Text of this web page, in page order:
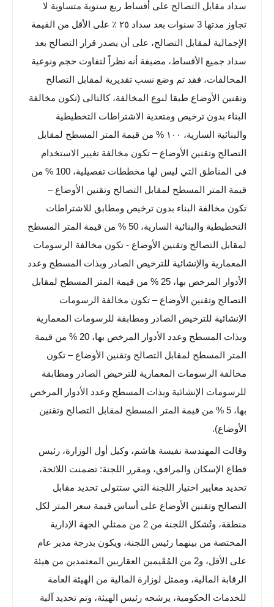
سداد مقابل التصالح على أقساط ربع سنوية متساوية لا
تجاوز مدتها 3 سنوات بعد سداد ٢٥ ٪ على الأقل من القيمة
الإجمالية لمقابل التصالح، على أن يصدر قرار التصالح بعد
سداد جميع الأقساط، مضيفة أنه نظراً لتفاوت حجم ونوعية
المخالفات، فقد تم وضع نسب تقديرية لمقابل التصالح
وتقنين الأوضاع طبقا لنوع المخالفة، كالتالى (تكون مخالفة
البناء بدون ترخيص ومتعدية الاشتراطات التخطيطية
والبنائية السارية، ١٠٠ % من قيمة المتر المسطح لمقابل
التصالح وتقنين الأوضاع – تكون مخالفة تغيير الاستخدام
فى المناطق التي ليس لها مخططات تفصيلية، 100 % من
قيمة المتر المسطح لمقابل التصالح وتقنين الأوضاع –
تكون مخالفة البناء بدون ترخيص ومطابق للاشتراطات
التخطيطية والبنائية السارية، 50 % من قيمة المتر المسطح
لمقابل التصالح وتقنين الأوضاع - تكون مخالفة الرسومات
المعمارية والإنشائية للترخيص الصادر وبذات المسطح وعدد
الأدوار المرخص بها، 25 % من قيمة المتر المسطح لمقابل
التصالح وتقنين الأوضاع – تكون مخالفة الرسومات
الإنشائية للترخيص الصادر ومطابقة للرسومات المعمارية
وبذات المسطح وعدد الأدوار المرخص بها، 20 % من قيمة
المتر المسطح لمقابل التصالح وتقنين الأوضاع – تكون
مخالفة الرسومات المعمارية للترخيص الصادر ومطابقة
للرسومات الإنشائية وبذات المسطح وعدد الأدوار المرخص
بها، 5 % من قيمة المتر المسطح لمقابل التصالح وتقنين
الأوضاع).
وقالت المهندسة نفيسة هاشم، وكيل أول الوزارة، رئيس
قطاع الإسكان والمرافق، ومقرر اللجنة: تضمنت اللائحة،
تحديد معايير اختيار اللجنة التي ستتولى تحديد مقابل
التصالح وتقنين الأوضاع على أساس قيمة سعر المتر لكل
منطقة، وتُشكل اللجنة من 2 من ممثلي الجهة الإدارية
المختصة من بينهما رئيس اللجنة، ويكون بدرجة مدير عام
على الأقل، و2 من المُقَيمين العقاريين المعتمدين من هيئة
الرقابة المالية، وممثل لوزارة المالية من الهيئة العامة
للخدمات الحكومية، يرشحه رئيس الهيئة، وتم تحديد آلية